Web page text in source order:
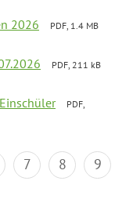
2026
PDF, 1.4 MB
PDF, 211 kB
PDF,
7 8
9